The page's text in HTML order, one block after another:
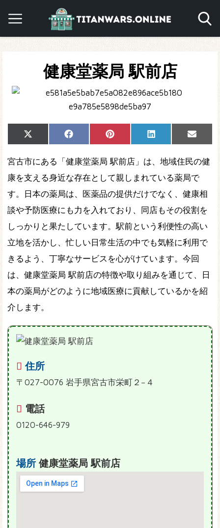
健康堂薬局 駅前店
Share
on
X
(Twitter)
Share
on
Facebook Share
on
Pinterest Share
on
LinkedIn
Share
on
Email
宮古市にある「健康堂薬局 駅前店」は、地域住民の健
康を支える身近な存在として親しまれている薬局で
す。日本の薬局は、医薬品の提供だけでなく、健康相
談や予防医療にも力を入れており、同店もその役割を
しっかりと果たしています。駅前という利便性の高い
立地を活かし、忙しい日常生活の中でも気軽に利用で
きるよう、丁寧なサービスを心がけています。今回
は、健康堂薬局 駅前店の特徴や取り組みを通じて、日
本の薬局がどのように地域医療に貢献しているかを紹
介します。
住所
〒027-0076 岩手県宮古市栄町２−４
電話
0120-646-979
場所 健康堂薬局 駅前店